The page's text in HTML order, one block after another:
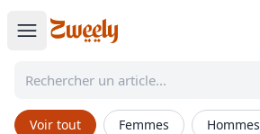
Voir tout Femmes Hommes